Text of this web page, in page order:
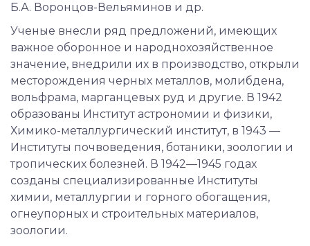
Б.А. Воронцов-Вельяминов и др.
Ученые внесли ряд предложений, имеющих
важное оборонное и народнохозяйственное
значение, внедрили их в производство, открыли
месторождения черных металлов, молибдена,
вольфрама, марганцевых руд и другие. В 1942
образованы Институт астрономии и физики,
Химико-металлургический институт, в 1943 —
Институты почвоведения, ботаники, зоологии и
тропических болезней. В 1942—1945 годах
созданы специализированные Институты
химии, металлургии и горного обогащения,
огнеупорных и строительных материалов,
зоологии.